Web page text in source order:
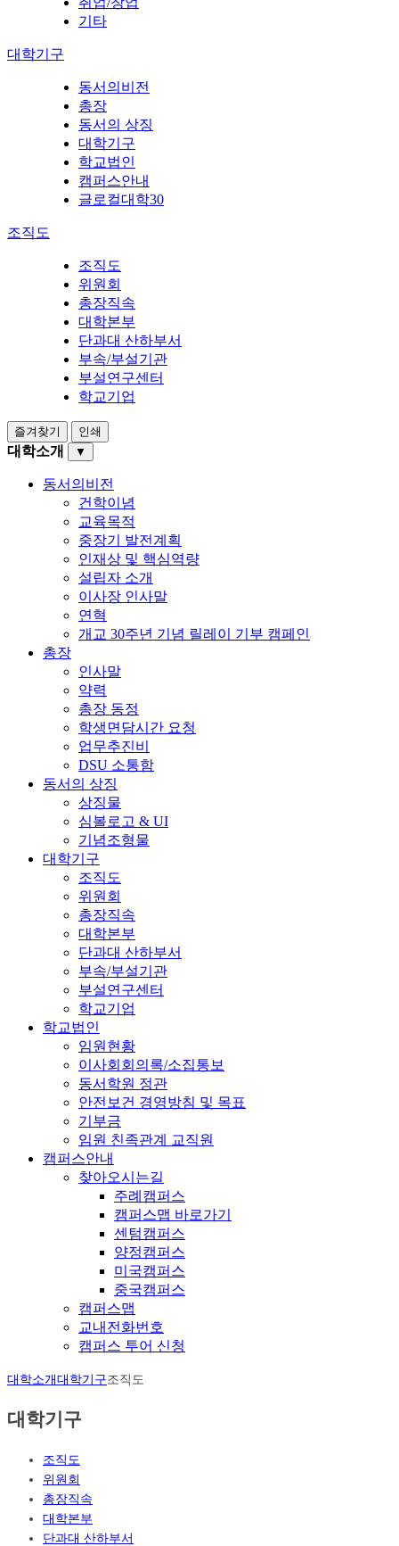
기타
대학기구
동서의비전
총장
동서의 상징
대학기구
학교법인
캠퍼스안내
글로컬대학30
조직도
조직도
위원회
총장직속
대학본부
단과대 산하부서
부속/부설기관
부설연구센터
학교기업
즐겨찾기 인쇄
대학소개 ▼
동서의비전
건학이념
교육목적
중장기 발전계획
인재상 및 핵심역량
설립자 소개
이사장 인사말
연혁
개교 30주년 기념 릴레이 기부 캠페인
총장
인사말
약력
총장 동정
학생면담시간 요청
업무추진비
DSU 소통함
동서의 상징
상징물
심볼로고 & UI
기념조형물
대학기구
조직도
위원회
총장직속
대학본부
단과대 산하부서
부속/부설기관
부설연구센터
학교기업
학교법인
임원현황
이사회회의록/소집통보
동서학원 정관
안전보건 경영방침 및 목표
기부금
임원 친족관계 교직원
캠퍼스안내
찾아오시는길
주례캠퍼스
캠퍼스맵 바로가기
센텀캠퍼스
양정캠퍼스
미국캠퍼스
중국캠퍼스
캠퍼스맵
교내전화번호
캠퍼스 투어 신청
대학소개 대학기구조직도
대학기구
조직도
위원회
총장직속
대학본부
단과대 산하부서